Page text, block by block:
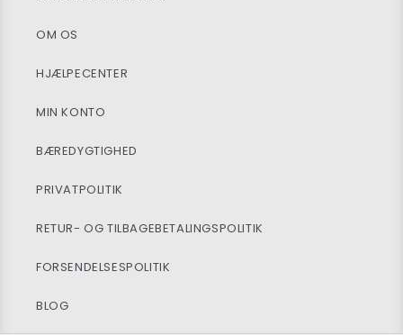
OM OS
HJÆLPECENTER
MIN KONTO
BÆREDYGTIGHED
PRIVATPOLITIK
RETUR- OG TILBAGEBETALINGSPOLITIK
FORSENDELSESPOLITIK
BLOG